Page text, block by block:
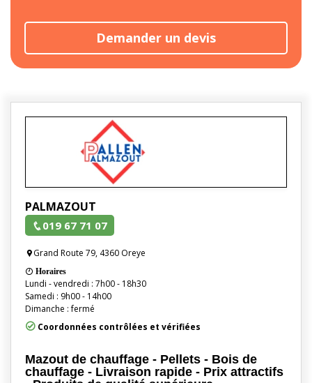
Demander un devis
PALMAZOUT
019 67 71 07
Grand Route 79, 4360 Oreye
Horaires
Lundi - vendredi : 7h00 - 18h30
Samedi : 9h00 - 14h00
Dimanche : fermé
Coordonnées contrôlées et vérifiées
Mazout de chauffage - Pellets - Bois de
chauffage - Livraison rapide - Prix attractifs